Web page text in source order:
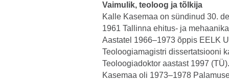
Vaimulik, teoloog ja tõlkija
Kalle Kasemaa on sündinud 30.
1961 Tallinna ehitus- ja
Aastatel 1966–1973 õppis EELK
Teoloogiamagistri dissertatsiooni
Teoloogiadoktor aastast 1997 (TÜ).
Kasemaa oli 1973–1978